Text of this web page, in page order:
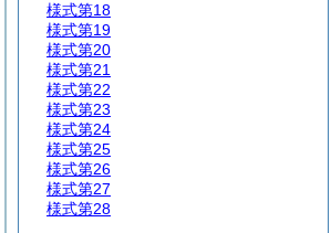
様式第18
様式第19
様式第20
様式第21
様式第22
様式第23
様式第24
様式第25
様式第26
様式第27
様式第28